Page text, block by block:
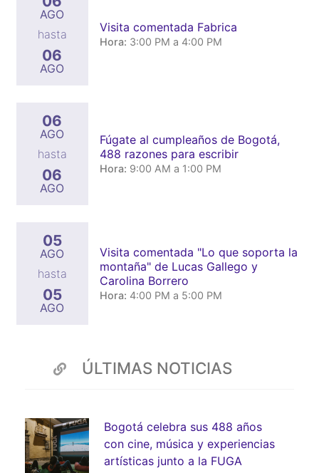
AGO
hasta
06
AGO
Visita comentada Fabrica
Hora: 3:00 PM a 4:00 PM
06
AGO
hasta
06
AGO
Fúgate al cumpleaños de Bogotá,
488 razones para escribir
Hora: 9:00 AM a 1:00 PM
05
AGO
hasta
05
AGO
Visita comentada "Lo que soporta la
montaña" de Lucas Gallego y
Carolina Borrero
Hora: 4:00 PM a 5:00 PM
ÚLTIMAS NOTICIAS
Bogotá celebra sus 488 años
con cine, música y experiencias
artísticas junto a la FUGA